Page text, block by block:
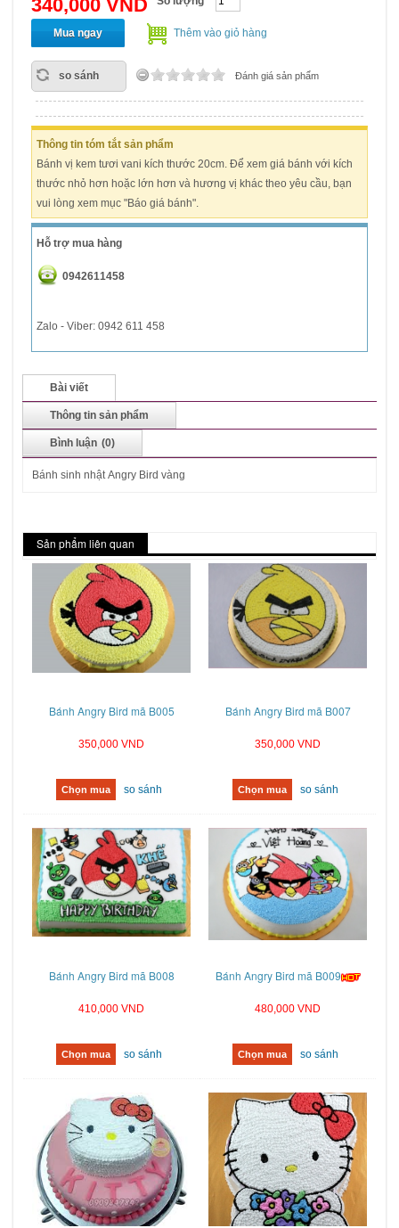
340,000 VND
Mua ngay Thêm vào giỏ hàng
so sánh Đánh giá sản phẩm
Thông tin tóm tắt sản phẩm
Bánh vị kem tươi vani kích thước 20cm. Để xem giá bánh với kích
thước nhỏ hơn hoặc lớn hơn và hương vị khác theo yêu cầu, bạn
vui lòng xem mục "Báo giá bánh".
Hỗ trợ mua hàng
0942611458
Zalo - Viber: 0942 611 458
Bài viết
Thông tin sản phẩm
Bình luận (0)
Bánh sinh nhật Angry Bird vàng
Sản phẩm liên quan
Bánh Angry Bird mã B005
350,000 VND
Chọn mua so sánh
Bánh Angry Bird mã B007
350,000 VND
Chọn mua so sánh
Bánh Angry Bird mã B008
410,000 VND
Chọn mua so sánh
Bánh Angry Bird mã B009
480,000 VND
Chọn mua so sánh